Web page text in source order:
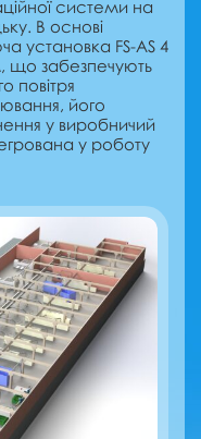
системи на
В основі
установка FS-AS 4
що забезпечують
повітря
його
у виробничий
у роботу